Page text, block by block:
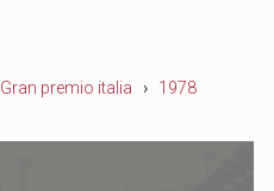
Gran premio italia 1978